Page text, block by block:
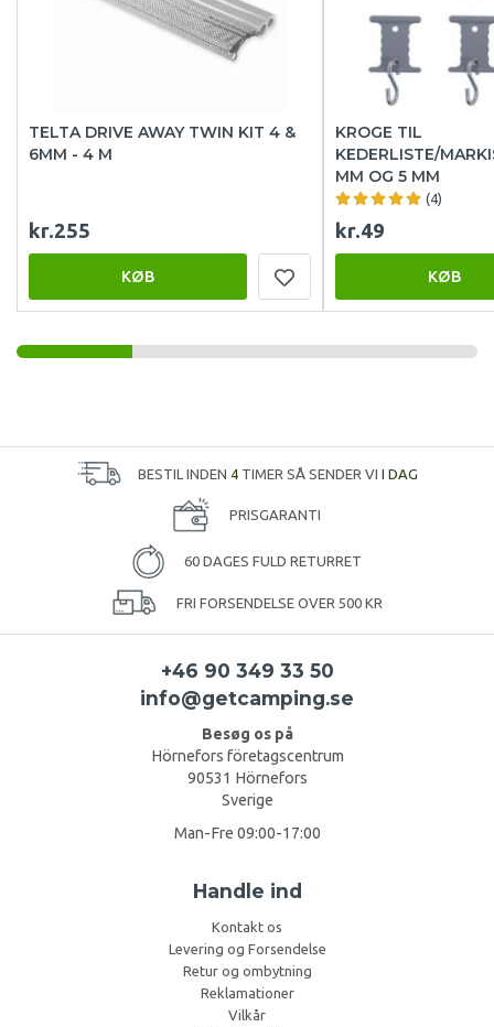
TELTA DRIVE AWAY TWIN KIT 4 &
6MM - 4 M
kr.255
KØB
KROGE TIL
KEDERLISTE/
MM OG 5 MM
(4)
kr.49
KØB
BESTIL INDEN 4TIMER SÅ SENDER VI I DAG
PRISGARANTI
60 DAGES FULD RETURRET
FRI FORSENDELSE OVER 500 KR
+46 90 349 33 50
info@getcamping.se
Besøg os på
Hörnefors företagscentrum
90531 Hörnefors
Sverige
Man-Fre 09:00-17:00
Handle ind
Kontakt os
Levering og Forsendelse
Retur og ombytning
Reklamationer
Vilkår